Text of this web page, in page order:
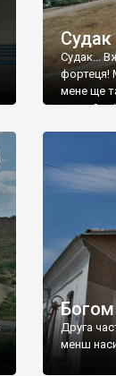
Судак
Судак...
фортеця!
мене ще
Богом
Друга
менш